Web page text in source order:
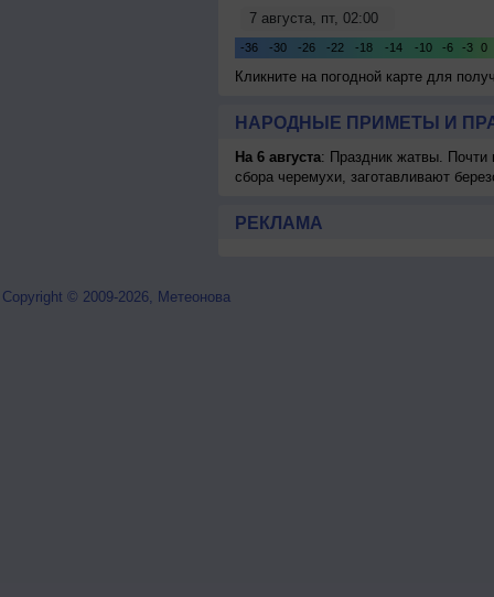
Кликните на погодной карте для
НАРОДНЫЕ ПРИМЕТЫ И
На 6 августа: Праздник жатвы. Почти
сбора черемухи, заготавливают
РЕКЛАМА
Copyright © 2009-2026, Метеонова